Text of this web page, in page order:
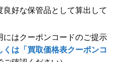
良好な保管品として算出して
にはクーポンコードのご提示
くは「買取価格表クーポンコ